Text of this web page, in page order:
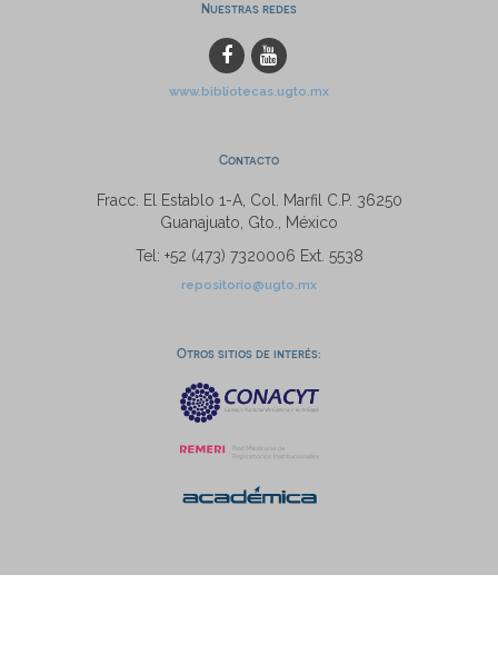
Nuestras redes
www.bibliotecas.ugto.mx
Contacto
Fracc. El Establo 1-A, Col. Marfil C.P. 36250
Guanajuato, Gto., México
Tel: +52 (473) 7320006 Ext. 5538
repositorio@ugto.mx
Otros sitios de interés: